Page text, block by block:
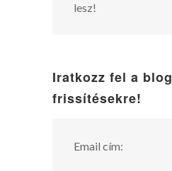
lesz!
Iratkozz fel a blog
frissítésekre!
Email cím: